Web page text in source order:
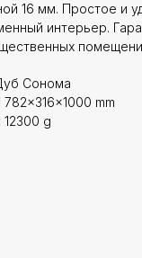
16 мм. Простое и
интерьер.
Сонома
782x316x1000 mm
12300 g